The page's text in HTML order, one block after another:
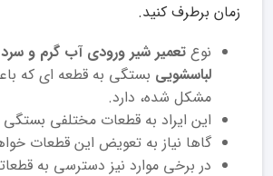
زمان برطرف کنید.
نوع تعمیر شیر ورودی آب گرم و
لباسشویی بستگی به قطعه ای که
مشکل شده، دارد.
این ایراد به قطعات مختلفی بستگی
گاها نیاز به تعویض این قطعات
در برخی موارد نیز دسترسی به